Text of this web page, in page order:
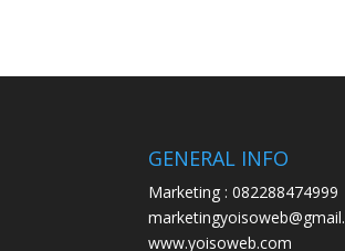
GENERAL INFO
Marketing : 082288474999
www.yoisoweb.com